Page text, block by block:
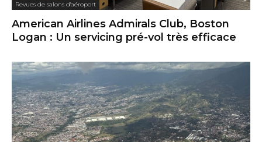
Revues de salons d'aéroport
American Airlines Admirals Club, Boston
Logan : Un servicing pré-vol très efficace